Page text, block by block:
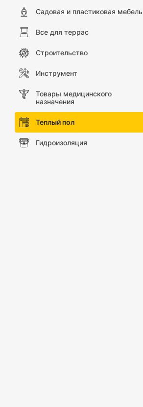
Садовая и пластиковая мебель
Все для террас
Строительство
Инструмент
Товары медицинского
назначения
Теплый пол
Гидроизоляция